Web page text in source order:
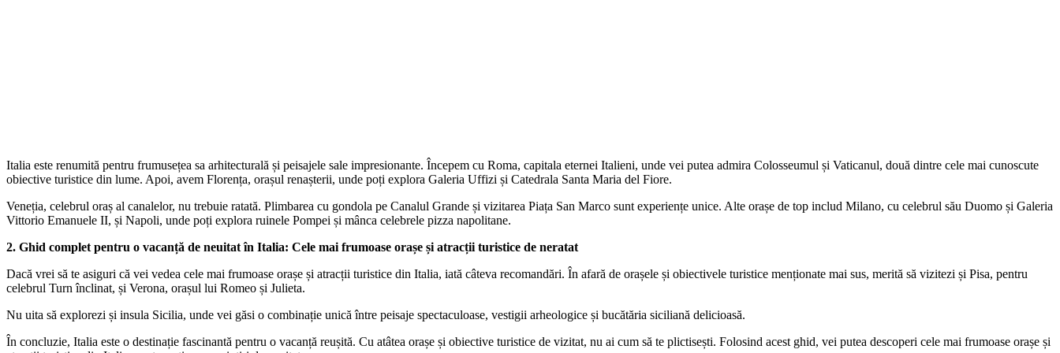
Italia este renumită pentru frumusețea sa arhitecturală și peisajele sale impresionante. Începem cu Roma, capitala eternei Italieni, unde vei putea admira Colosseumul și Vaticanul, două dintre cele mai cunoscute
obiective turistice din lume. Apoi, avem Florența, orașul renașterii, unde poți explora Galeria Uffizi și Catedrala Santa Maria del Fiore.
Veneția, celebrul oraș al canalelor, nu trebuie ratată. Plimbarea cu gondola pe Canalul Grande și vizitarea Piața San Marco sunt experiențe unice. Alte orașe de top includ Milano, cu celebrul său Duomo și Galeria
Vittorio Emanuele II, și Napoli, unde poți explora ruinele Pompei și mânca celebrele pizza napolitane.
2. Ghid complet pentru o vacanță de neuitat în Italia: Cele mai frumoase orașe și atracții turistice de neratat
Dacă vrei să te asiguri că vei vedea cele mai frumoase orașe și atracții turistice din Italia, iată câteva recomandări. În afară de orașele și obiectivele turistice menționate mai sus, merită să vizitezi și Pisa, pentru
celebrul Turn înclinat, și Verona, orașul lui Romeo și Julieta.
Nu uita să explorezi și insula Sicilia, unde vei găsi o combinație unică între peisaje spectaculoase, vestigii arheologice și bucătăria siciliană delicioasă.
În concluzie, Italia este o destinație fascinantă pentru o vacanță reușită. Cu atâtea orașe și obiective turistice de vizitat, nu ai cum să te plictisești. Folosind acest ghid, vei putea descoperi cele mai frumoase orașe și